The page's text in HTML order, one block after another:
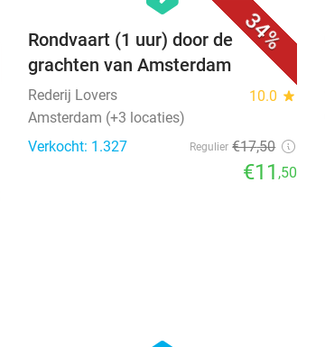
34%
Rondvaart (1 uur) door de
grachten van Amsterdam
Rederij Lovers 10.0 star
Amsterdam (+3 locaties)
Verkocht: 1.327
Regulier €17,50
€11,50